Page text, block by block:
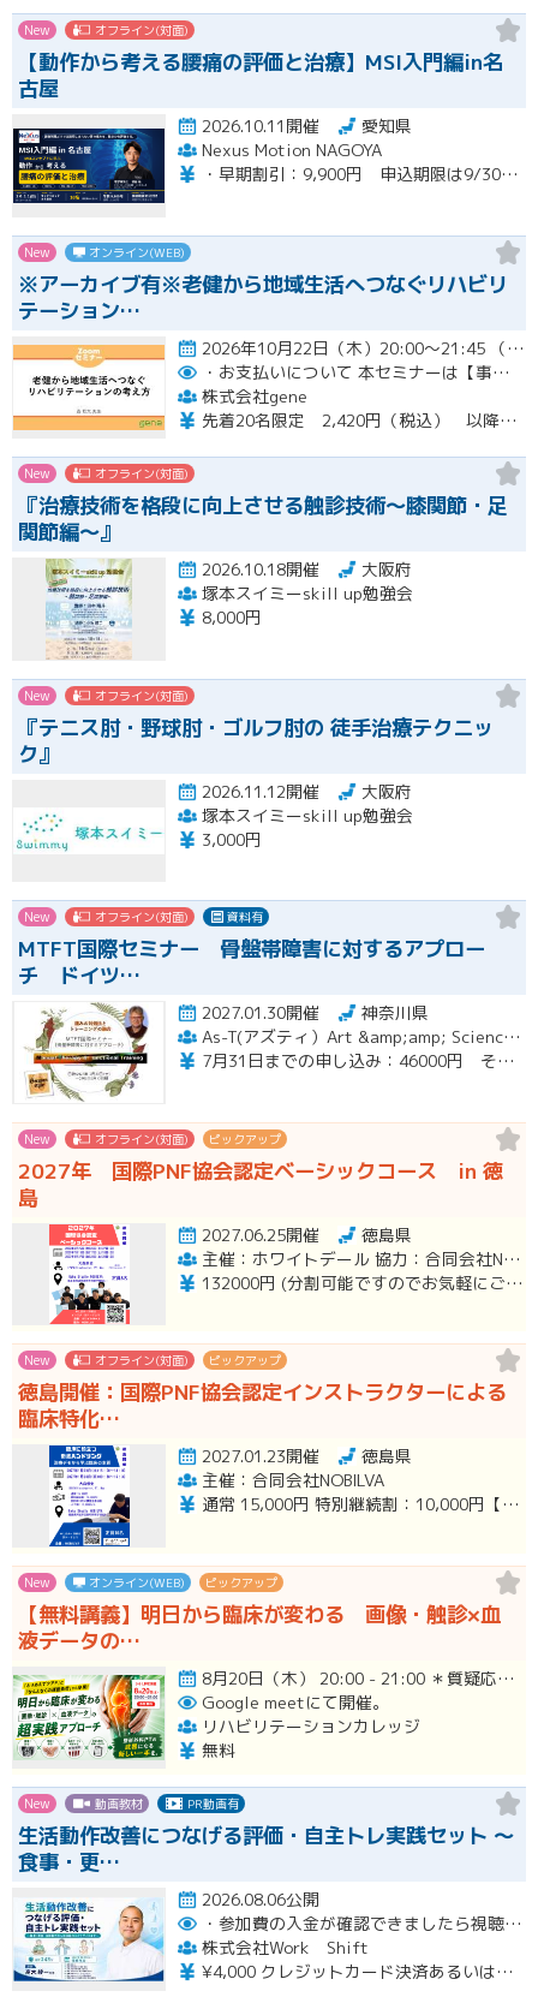
New オフライン(対面)
【動作から考える腰痛の評価と治療】MSI入門編in名
古屋
2026.10.11開催
愛知県
Nexus Motion NAGOYA
・早期割引：9,900円 申込期限は9/30（水）まで ・通常価格：12,100円 ・再受講：6,600円（MSI入門編受講歴のある方）※８名限定
New オンライン(WEB)
※アーカイブ有※老健から地域生活へつなぐリハビリ
テーション…
2026年10月22日（木）20:00～21:45 （受付開始時間 19:45）開催
・お支払いについて 本セミナーは【事前支払い（クレジットカード・銀行振込）】です。
株式会社gene
先着20名限定 2,420円（税込） 以降3,000円（税込） ※お支払い方法：クレジットカード・銀行振込 【キャンセルについて】 決済後はいかなる理由でも返金はいたしませんのでご了承ください。 受講料をお支払いいただいた方には、後日アーカイブの視聴URLをお送りいたします。
New オフライン(対面)
『治療技術を格段に向上させる触診技術～膝関節・足
関節編～』
2026.10.18開催
大阪府
塚本スイミーskill up勉強会
8,000円
New オフライン(対面)
『テニス肘・野球肘・ゴルフ肘の 徒手治療テクニッ
ク』
2026.11.12開催
大阪府
塚本スイミーskill up勉強会
3,000円
New オフライン(対面) 資料有
MTFT国際セミナー 骨盤帯障害に対するアプロー
チ ドイツ…
2027.01.30開催
神奈川県
As-T(アズティ）Art &amp;amp; Science for therapists
7月31日までの申し込み：46000円 その後49000円
New オフライン(対面) ピックアップ
2027年 国際PNF協会認定ベーシックコース in 徳
島
2027.06.25開催
徳島県
主催：ホワイトデール 協力：合同会社NOBILVA
132000円 (分割可能ですのでお気軽にご相談ください。)
New オフライン(対面) ピックアップ
徳島開催：国際PNF協会認定インストラクターによる
臨床特化…
2027.01.23開催
徳島県
主催：合同会社NOBILVA
通常 15,000円 特別継続割：10,000円【2026年10/月の講習会参加者】 ペア割：12,000円/人
New オンライン(WEB) ピックアップ
【無料講義】明日から臨床が変わる 画像・触診×血
液データの…
8月20日（木） 20:00 - 21:00 ＊質疑応答とアンケート回答の時間を含みます。終了時間は余裕を持っ…開催
Google meetにて開催。
リハビリテーションカレッジ
無料
New 動画教材 PR動画有
生活動作改善につなげる評価・自主トレ実践セット ～
食事・更…
2026.08.06公開
・参加費の入金が確認できましたら視聴用URLとパスワードおよび資料をお申込みいただきましたメールアドレスに送付します。
株式会社Work Shift
¥4,000 クレジットカード決済あるいは銀行振込となります。